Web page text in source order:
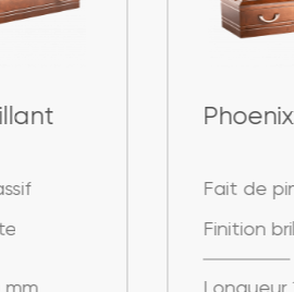
Phoenix 6 brillant
Fait de pin massif
Finition brilliante